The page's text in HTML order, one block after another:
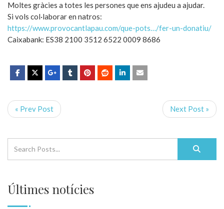
Moltes gràcies a totes les persones que ens ajudeu a ajudar.
Si vols col·laborar en natros:
https://www.provocantlapau.com/que-pots…/fer-un-donatiu/
Caixabank: ES38 2100 3512 6522 0009 8686
« Prev Post Next Post »
Últimes notícies